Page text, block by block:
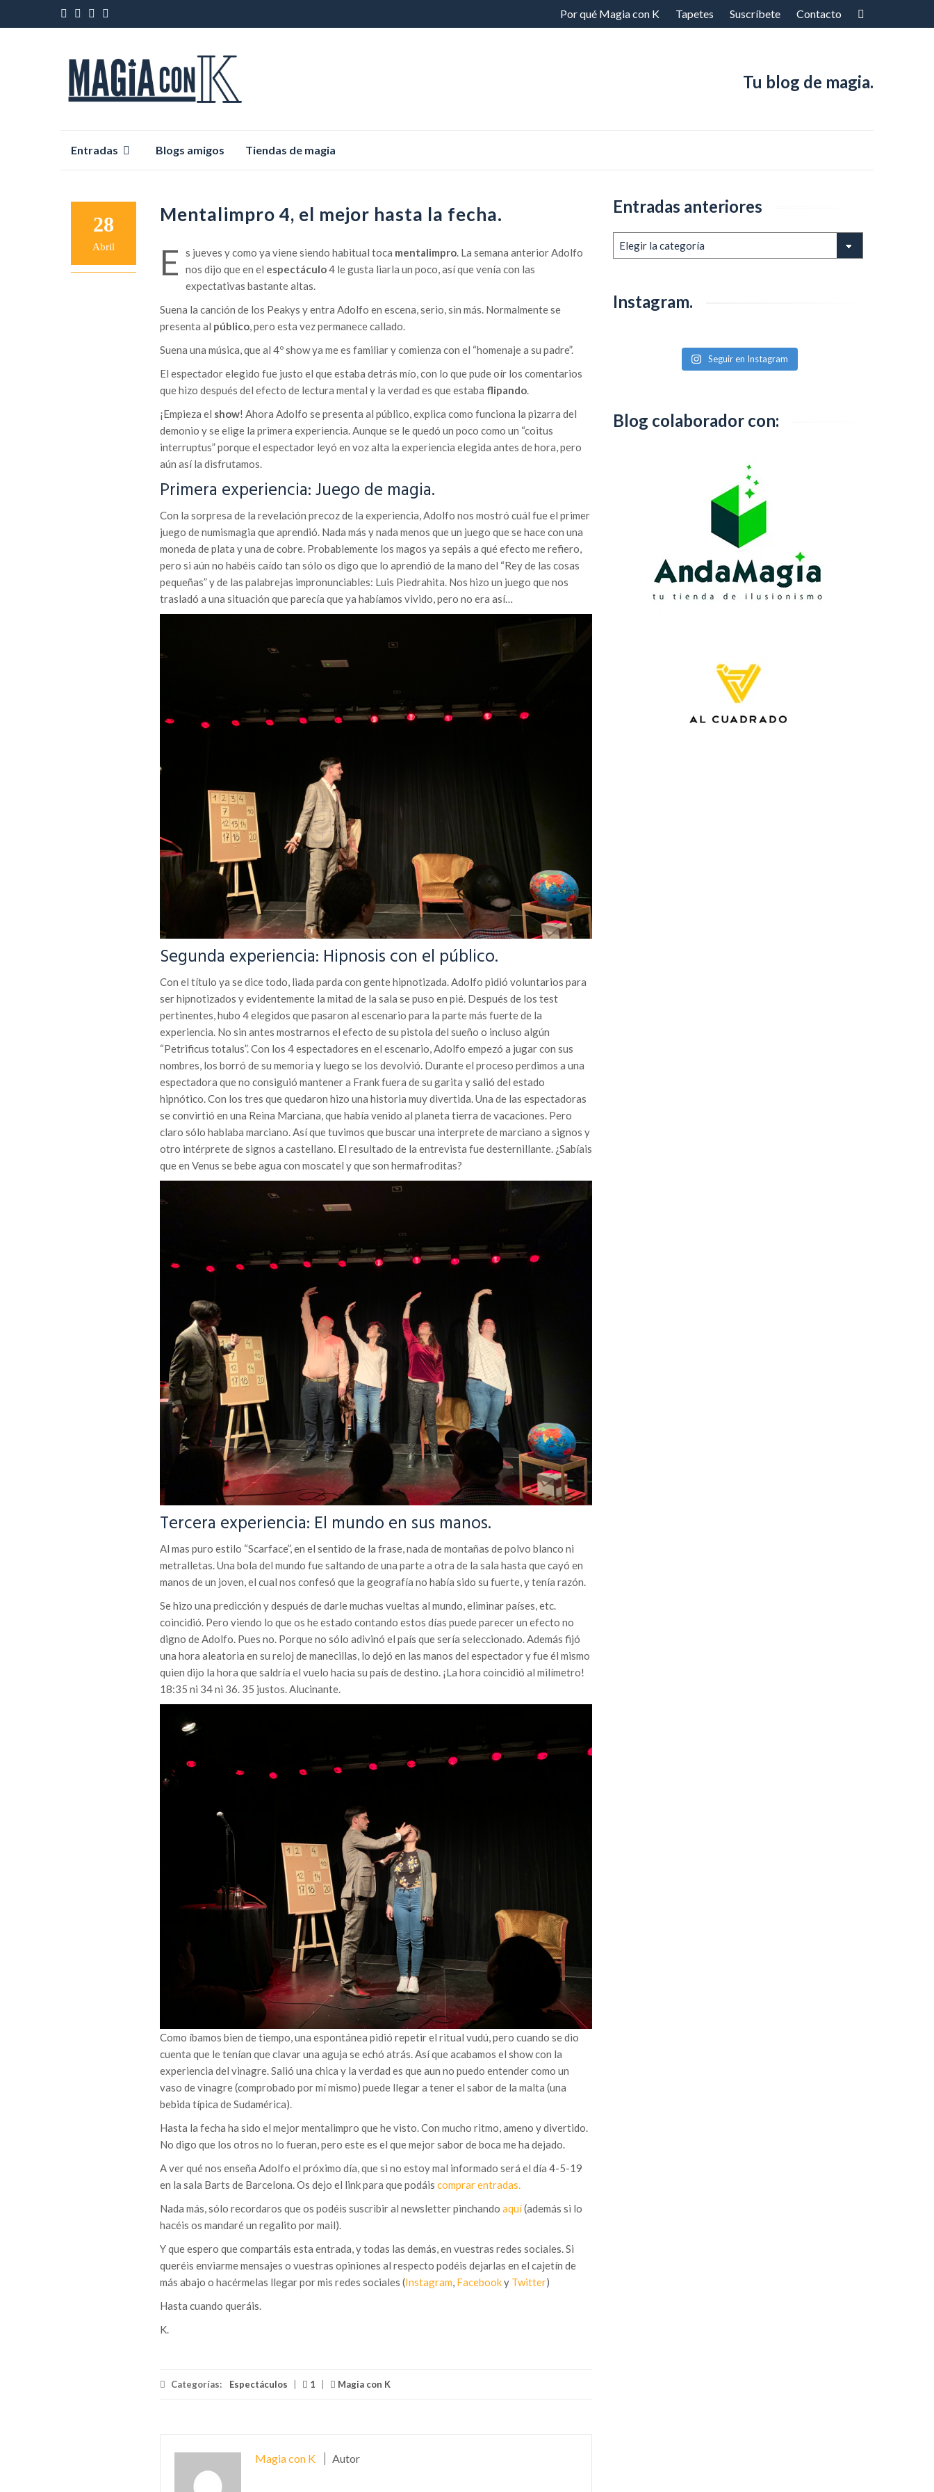
Saltar
Por qué Magia con K Tapetes Suscríbete Contacto
Tu blog de magia.
Entradas Blogs amigos Tiendas de magia
28
Abril
Mentalimpro 4, el mejor hasta la fecha.
E s jueves y como ya viene siendo habitual toca mentalimpro. La semana anterior Adolfo
nos dijo que en el espectáculo4 le gusta liarla un poco, así que venía con las
expectativas bastante altas.
Suena la canción de los Peakys y entra Adolfo en escena, serio, sin más. Normalmente se
presenta al público, pero esta vez permanece callado.
Suena una música, que al 4º show ya me es familiar y comienza con el “homenaje a su padre”.
El espectador elegido fue justo el que estaba detrás mío, con lo que pude oír los comentarios
que hizo después del efecto de lectura mental y la verdad es que estaba flipando.
¡Empieza el show! Ahora Adolfo se presenta al público, explica como funciona la pizarra del
demonio y se elige la primera experiencia. Aunque se le quedó un poco como un “coitus
interruptus” porque el espectador leyó en voz alta la experiencia elegida antes de hora, pero
aún así la disfrutamos.
Primera experiencia: Juego de magia.
Con la sorpresa de la revelación precoz de la experiencia, Adolfo nos mostró cuál fue el primer
juego de numismagia que aprendió. Nada más y nada menos que un juego que se hace con una
moneda de plata y una de cobre. Probablemente los magos ya sepáis a qué efecto me refiero,
pero si aún no habéis caído tan sólo os digo que lo aprendió de la mano del “Rey de las cosas
pequeñas” y de las palabrejas impronunciables: Luis Piedrahita. Nos hizo un juego que nos
trasladó a una situación que parecía que ya habíamos vivido, pero no era así…
Segunda experiencia: Hipnosis con el público.
Con el título ya se dice todo, liada parda con gente hipnotizada. Adolfo pidió voluntarios para
ser hipnotizados y evidentemente la mitad de la sala se puso en pié. Después de los test
pertinentes, hubo 4 elegidos que pasaron al escenario para la parte más fuerte de la
experiencia. No sin antes mostrarnos el efecto de su pistola del sueño o incluso algún
“Petrificus totalus”. Con los 4 espectadores en el escenario, Adolfo empezó a jugar con sus
nombres, los borró de su memoria y luego se los devolvió. Durante el proceso perdimos a una
espectadora que no consiguió mantener a Frank fuera de su garita y salió del estado
hipnótico. Con los tres que quedaron hizo una historia muy divertida. Una de las espectadoras
se convirtió en una Reina Marciana, que había venido al planeta tierra de vacaciones. Pero
claro sólo hablaba marciano. Así que tuvimos que buscar una interprete de marciano a signos y
otro intérprete de signos a castellano. El resultado de la entrevista fue desternillante. ¿Sabíais
que en Venus se bebe agua con moscatel y que son hermafroditas?
Tercera experiencia: El mundo en sus manos.
Al mas puro estilo “Scarface”, en el sentido de la frase, nada de montañas de polvo blanco ni
metralletas. Una bola del mundo fue saltando de una parte a otra de la sala hasta que cayó en
manos de un joven, el cual nos confesó que la geografía no había sido su fuerte, y tenía razón.
Se hizo una predicción y después de darle muchas vueltas al mundo, eliminar países, etc.
coincidió. Pero viendo lo que os he estado contando estos días puede parecer un efecto no
digno de Adolfo. Pues no. Porque no sólo adivinó el país que sería seleccionado. Además fijó
una hora aleatoria en su reloj de manecillas, lo dejó en las manos del espectador y fue él mismo
quien dijo la hora que saldría el vuelo hacia su país de destino. ¡La hora coincidió al milímetro!
18:35 ni 34 ni 36. 35 justos. Alucinante.
Como íbamos bien de tiempo, una espontánea pidió repetir el ritual vudú, pero cuando se dio
cuenta que le tenían que clavar una aguja se echó atrás. Así que acabamos el show con la
experiencia del vinagre. Salió una chica y la verdad es que aun no puedo entender como un
vaso de vinagre (comprobado por mí mismo) puede llegar a tener el sabor de la malta (una
bebida típica de Sudamérica).
Hasta la fecha ha sido el mejor mentalimpro que he visto. Con mucho ritmo, ameno y divertido.
No digo que los otros no lo fueran, pero este es el que mejor sabor de boca me ha dejado.
A ver qué nos enseña Adolfo el próximo día, que si no estoy mal informado será el día 4-5-19
en la sala Barts de Barcelona. Os dejo el link para que podáis comprar entradas.
Nada más, sólo recordaros que os podéis suscribir al newsletter pinchando aquí(además si lo
hacéis os mandaré un regalito por mail).
Y que espero que compartáis esta entrada, y todas las demás, en vuestras redes sociales. Si
queréis enviarme mensajes o vuestras opiniones al respecto podéis dejarlas en el cajetín de
más abajo o hacérmelas llegar por mis redes sociales (Instagram, Facebooky Twitter)
Hasta cuando queráis.
K.
Categorías: Espectáculos 1 Magia con K
Magia con K Autor
Entradas anteriores
anteriores
Instagram.
Seguir en Instagram
Blog colaborador con: